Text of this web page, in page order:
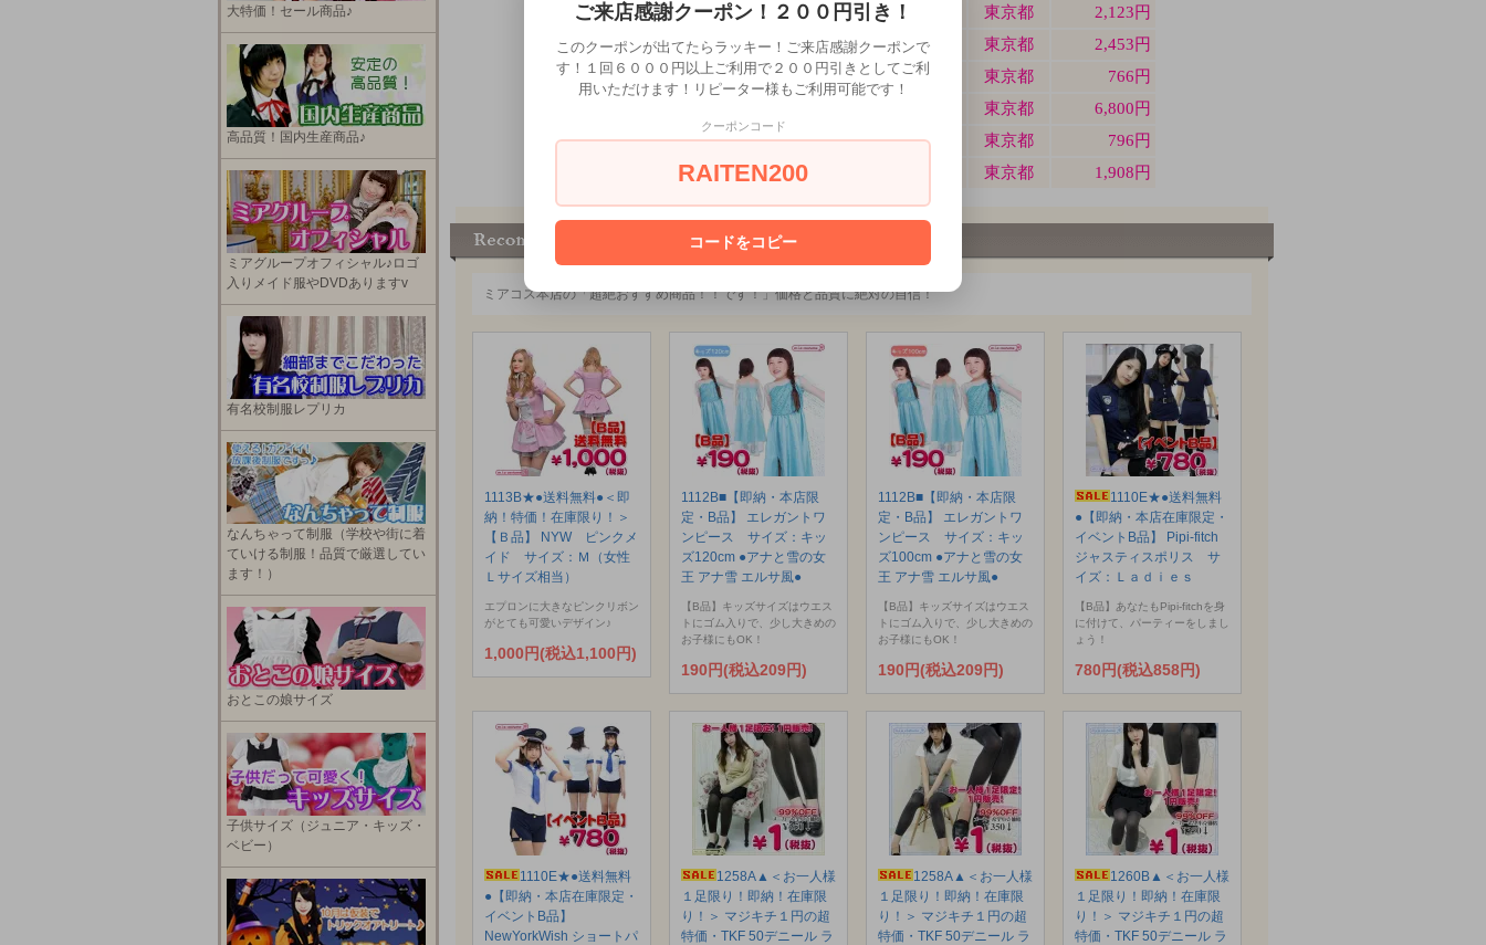
ミアコス本店の「超絶おすすめ商品！！です！」価格と品質に絶対の自信！
1113B★●送料無料●＜即
納！特価！在庫限り！＞
【Ｂ品】 NYW ピンクメ
イド サイズ：Ｍ（女性
Ｌサイズ相当）
エプロンに大きなピンクリボン
がとても可愛いデザイン♪
1,000円(税込1,100円)
1112B■【即納・本店限
定・B品】 エレガントワ
ンピース サイズ：キッ
ズ120cm ●アナと雪の女
王 アナ雪 エルサ風●
【B品】キッズサイズはウエス
トにゴム入りで、少し大きめの
お子様にもOK！
190円(税込209円)
1112B■【即納・本店限
定・B品】 エレガントワ
ンピース サイズ：キッ
ズ100cm ●アナと雪の女
王 アナ雪 エルサ風●
【B品】キッズサイズはウエス
トにゴム入りで、少し大きめの
お子様にもOK！
190円(税込209円)
1110E★●送料無料
●【即納・本店在庫限定・
イベントB品】 Pipi-fitch
ジャスティスポリス サ
イズ：Ｌａｄｉｅｓ
【B品】あなたもPipi-fitchを身
に付けて、パーティーをしまし
ょう！
780円(税込858円)
1110E★●送料無料
●【即納・本店在庫限定・
イベントB品】
NewYorkWish ショートパ
1258A▲＜お一人様
１足限り！即納！在庫限
り！＞ マジキチ１円の超
特価・TKF 50デニール ラ
1258A▲＜お一人様
１足限り！即納！在庫限
り！＞ マジキチ１円の超
特価・TKF 50デニール ラ
1260B▲＜お一人様
１足限り！即納！在庫限
り！＞ マジキチ１円の超
特価・TKF 50デニール ラ
大特価！セール商品♪
高品質！国内生産商品♪
ミアグループオフィシャル♪ロゴ
入りメイド服やDVDありますv
有名校制服レプリカ
なんちゃって制服（学校や街に着
ていける制服！品質で厳選してい
ます！）
おとこの娘サイズ
子供サイズ（ジュニア・キッズ・
ベビー）
ご来店感謝クーポン！２００円引き！
このクーポンが出てたらラッキー！ご来店感謝クーポンで
す！１回６０００円以上ご利用で２００円引きとしてご利
用いただけます！リピーター様もご利用可能です！
クーポンコード
RAITEN200
コードをコピー